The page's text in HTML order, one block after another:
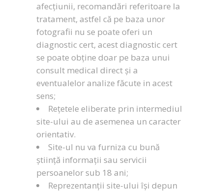
afecțiunii, recomandări referitoare la
tratament, astfel că pe baza unor
fotografii nu se poate oferi un
diagnostic cert, acest diagnostic cert
se poate obține doar pe baza unui
consult medical direct și a
eventualelor analize făcute in acest
sens;
Rețetele eliberate prin intermediul
site-ului au de asemenea un caracter
orientativ.
Site-ul nu va furniza cu bună
știință informații sau servicii
persoanelor sub 18 ani;
Reprezentanții site-ului își depun